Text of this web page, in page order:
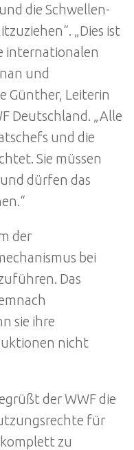
die Schwellen-
„Dies ist
internationalen
und
Günther, Leiterin
Deutschland. „Alle
und die
Sie müssen
dürfen das
der
bei
Das
sie ihre
nicht
der WWF die
für
zu